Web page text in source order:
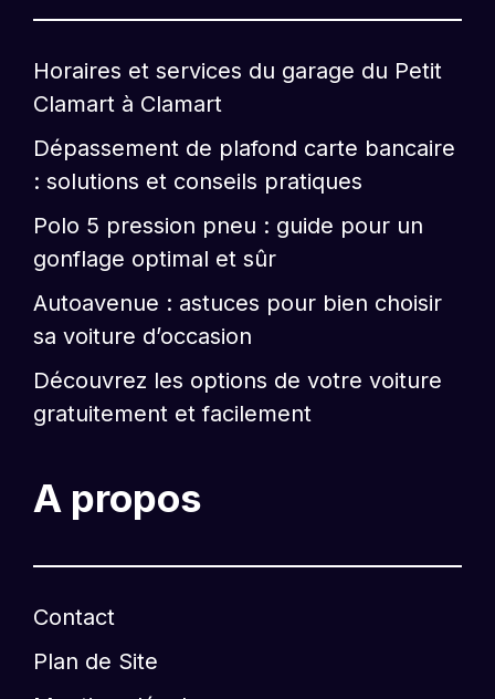
Horaires et services du garage du Petit
Clamart à Clamart
Dépassement de plafond carte bancaire
: solutions et conseils pratiques
Polo 5 pression pneu : guide pour un
gonflage optimal et sûr
Autoavenue : astuces pour bien choisir
sa voiture d’occasion
Découvrez les options de votre voiture
gratuitement et facilement
A propos
Contact
Plan de Site